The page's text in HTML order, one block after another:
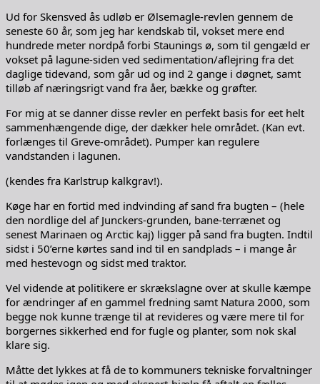
Ud for Skensved ås udløb er Ølsemagle-revlen gennem de
seneste 60 år, som jeg har kendskab til, vokset mere end
hundrede meter nordpå forbi Staunings ø, som til gengæld er
vokset på lagune-siden ved sedimentation/aflejring fra det
daglige tidevand, som går ud og ind 2 gange i døgnet, samt
tilløb af næringsrigt vand fra åer, bække og grøfter.
For mig at se danner disse revler en perfekt basis for eet helt
sammenhængende dige, der dækker hele området. (Kan evt.
forlænges til Greve-området). Pumper kan regulere
vandstanden i lagunen.
(kendes fra Karlstrup kalkgrav!).
Køge har en fortid med indvinding af sand fra bugten – (hele
den nordlige del af Junckers-grunden, bane-terrænet og
senest Marinaen og Arctic kaj) ligger på sand fra bugten. Indtil
sidst i 50’erne kørtes sand ind til en sandplads – i mange år
med hestevogn og sidst med traktor.
Vel vidende at politikere er skrækslagne over at skulle kæmpe
for ændringer af en gammel fredning samt Natura 2000, som
begge nok kunne trænge til at revideres og være mere til for
borgernes sikkerhed end for fugle og planter, som nok skal
klare sig.
Måtte det lykkes at få de to kommuners tekniske forvaltninger